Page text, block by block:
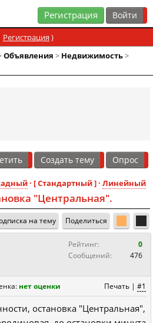
Регистрация
Регистрация )
Объявления > Недвижимость>
Создать тему Опрос
· [ Стандартный ] · Линейный
"Центральная".
на тему Поделиться
Рейтинг:
0
Сообщений:
476
Печать | #1
нет оценки
остановка "Центральная",